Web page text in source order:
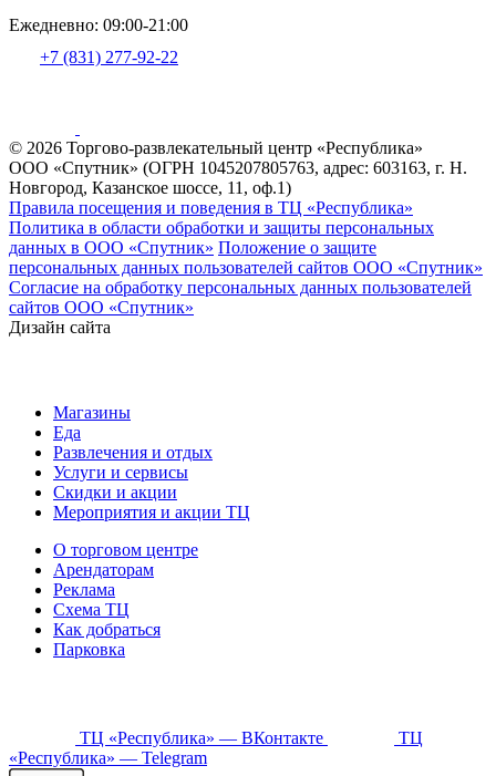
Ежедневно: 09:00-21:00
+7 (831) 277-92-22
© 2026 Торгово-развлекательный центр «Республика»
ООО «Спутник» (ОГРН 1045207805763, адрес: 603163, г. Н.
Новгород, Казанское шоссе, 11, оф.1)
Правила посещения и поведения в ТЦ «Республика»
Политика в области обработки и защиты персональных
данных в ООО «Спутник» Положение о защите
персональных данных пользователей сайтов ООО «Спутник»
Согласие на обработку персональных данных пользователей
сайтов ООО «Спутник»
Дизайн сайта
Магазины
Еда
Развлечения и отдых
Услуги и сервисы
Скидки и акции
Мероприятия и акции ТЦ
О торговом центре
Арендаторам
Реклама
Схема ТЦ
Как добраться
Парковка
ТЦ «Республика» — ВКонтакте
ТЦ
«Республика» — Telegram